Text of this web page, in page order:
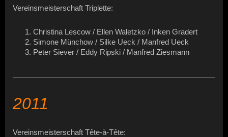
Vereinsmeisterschaft Triplette:
Christina Lescow / Ellen Waletzko / Inken Gradert
Simone Münchow / Silke Ueck / Manfred Ueck
Peter Siever / Eddy Ripski / Manfred Ziesmann
2011
Vereinsmeisterschaft Tête-à-Tête: